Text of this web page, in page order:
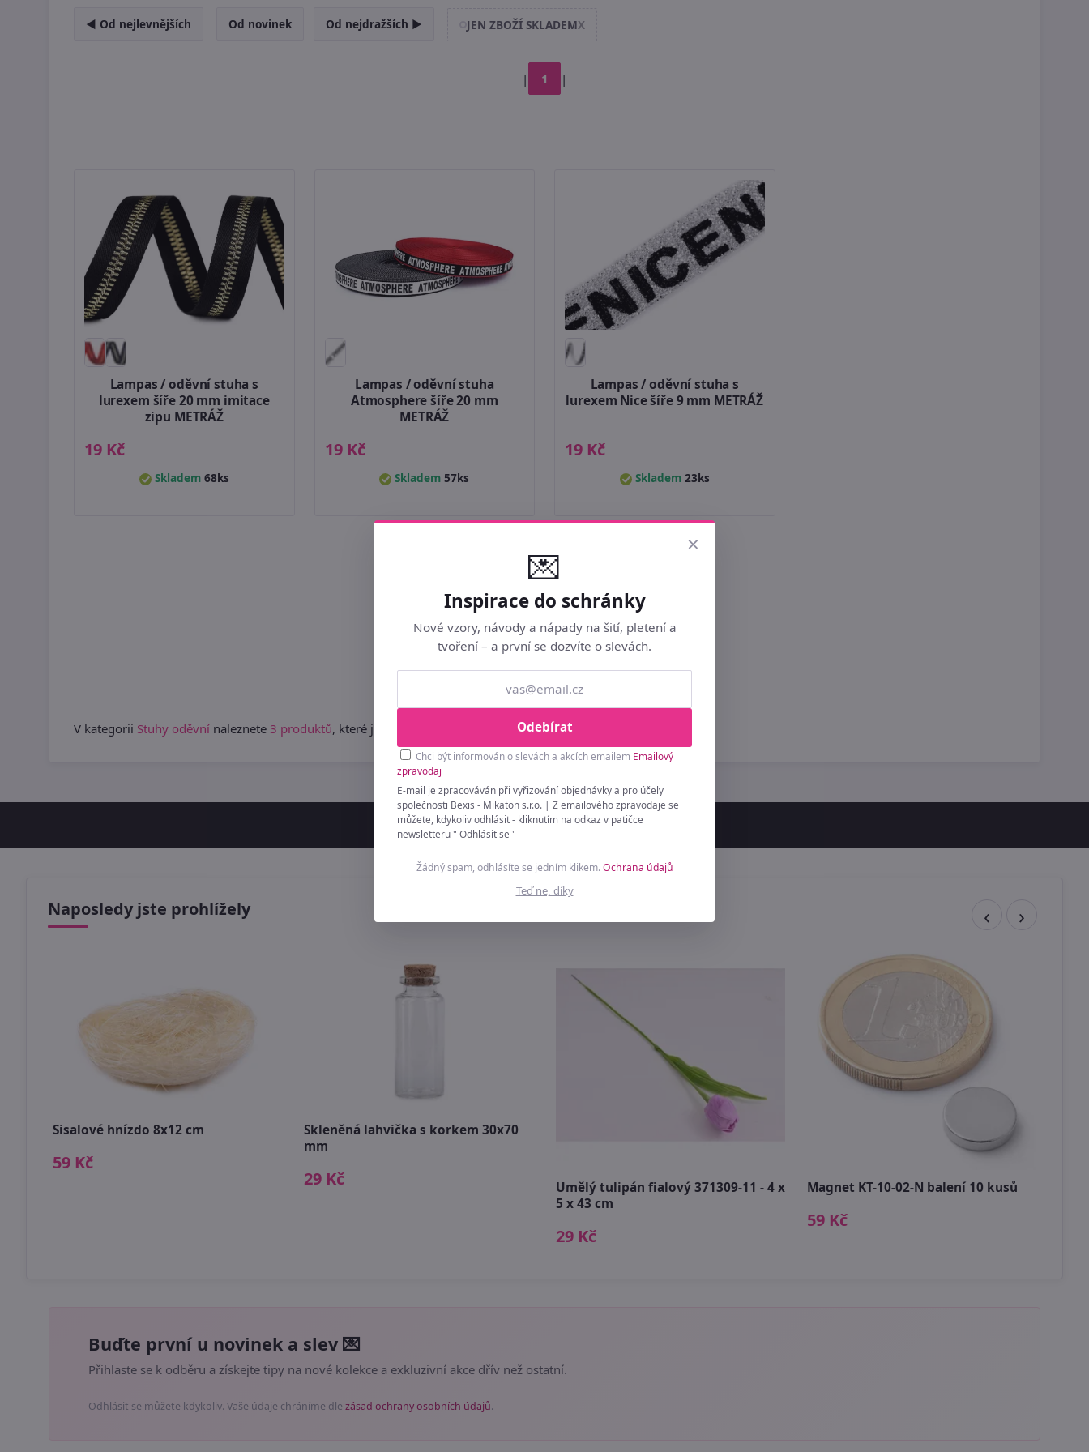
◄ Od nejlevnějších Od novinek Od nejdražších ► JEN ZBOŽÍ SKLADEMX
| 1 |
Lampas / oděvní stuha s
lurexem šíře 20 mm imitace
zipu METRÁŽ
19 Kč
Skladem 68ks
Lampas / oděvní stuha
Atmosphere šíře 20 mm
METRÁŽ
19 Kč
Skladem57ks
Lampas / oděvní stuha s
lurexem Nice šíře 9 mm METRÁŽ
19 Kč
Skladem 23ks
V kategorii Stuhy oděvní naleznete 3 produktů, které jsou určené k prodeji v módní sezóně 2026.
Naposledy jste prohlížely
Sisalové hnízdo 8x12 cm
59 Kč
Skleněná lahvička s korkem 30x70
mm
29 Kč
Umělý tulipán fialový 371309-11 - 4 x
5 x 43 cm
29 Kč
Magnet KT-10-02-N balení 10 kusů
59 Kč
Buďte první u novinek a slev 💌
Přihlaste se k odběru a získejte tipy na nové kolekce a exkluzivní akce dřív než ostatní.
Odhlásit se můžete kdykoliv. Vaše údaje chráníme dle zásad ochrany osobních údajů.
×
💌
Inspirace do schránky
Nové vzory, návody a nápady na šití, pletení a
tvoření – a první se dozvíte o slevách.
Odebírat
Chci být informován o slevách a akcích emailem Emailový
zpravodaj
E-mail je zpracováván při vyřizování objednávky a pro účely
společnosti Bexis - Mikaton s.r.o. | Z emailového zpravodaje se
můžete, kdykoliv odhlásit - kliknutím na odkaz v patičce
newsletteru " Odhlásit se "
Žádný spam, odhlásíte se jedním klikem.Ochrana údajů
Teď ne, díky